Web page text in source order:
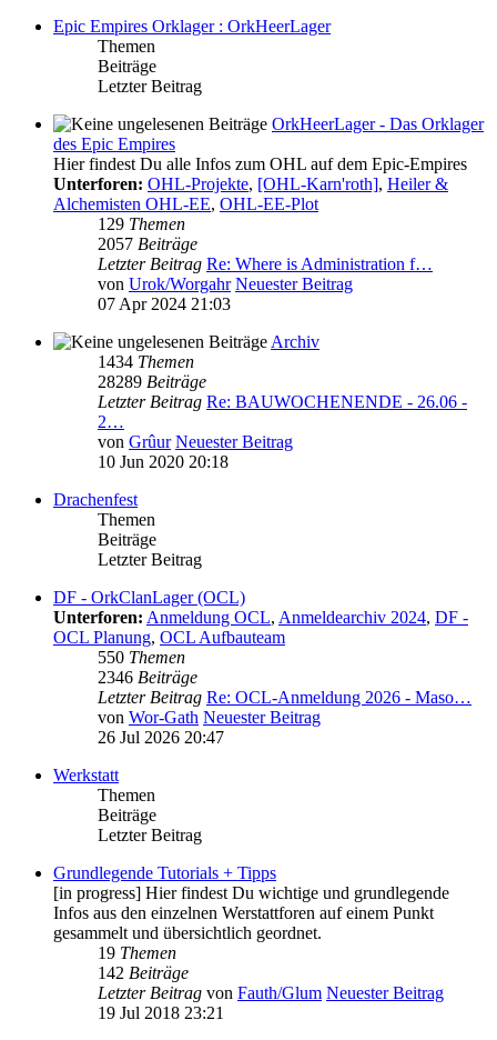
Epic Empires Orklager : OrkHeerLager
Themen
Beiträge
Letzter Beitrag
OrkHeerLager - Das Orklager
des Epic Empires
Hier findest Du alle Infos zum OHL auf dem Epic-Empires
Unterforen: OHL-Projekte, [OHL-Karn'roth], Heiler &
Alchemisten OHL-EE, OHL-EE-Plot
129 Themen
2057 Beiträge
Letzter Beitrag Re: Where is Administration f…
von Urok/Worgahr Neuester Beitrag
07 Apr 2024 21:03
Archiv
1434 Themen
28289 Beiträge
Letzter Beitrag Re: BAUWOCHENENDE - 26.06 -
2…
von Grûur Neuester Beitrag
10 Jun 2020 20:18
Drachenfest
Themen
Beiträge
Letzter Beitrag
DF - OrkClanLager (OCL)
Unterforen: Anmeldung OCL, Anmeldearchiv 2024, DF -
OCL Planung, OCL Aufbauteam
550 Themen
2346 Beiträge
Letzter Beitrag Re: OCL-Anmeldung 2026 - Maso…
von Wor-Gath Neuester Beitrag
26 Jul 2026 20:47
Werkstatt
Themen
Beiträge
Letzter Beitrag
Grundlegende Tutorials + Tipps
[in progress] Hier findest Du wichtige und grundlegende
Infos aus den einzelnen Werstattforen auf einem Punkt
gesammelt und übersichtlich geordnet.
19 Themen
142 Beiträge
Letzter Beitrag von Fauth/Glum Neuester Beitrag
19 Jul 2018 23:21